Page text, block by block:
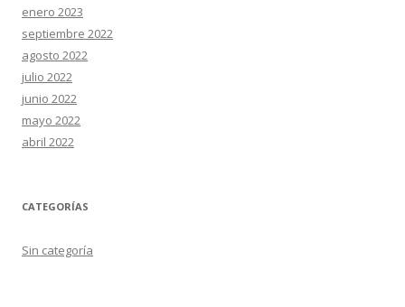
enero 2023
septiembre 2022
agosto 2022
julio 2022
junio 2022
mayo 2022
abril 2022
CATEGORÍAS
Sin categoría